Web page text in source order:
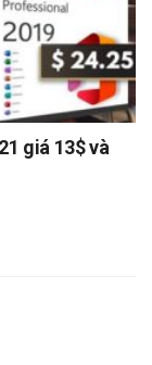
giá 13$ và